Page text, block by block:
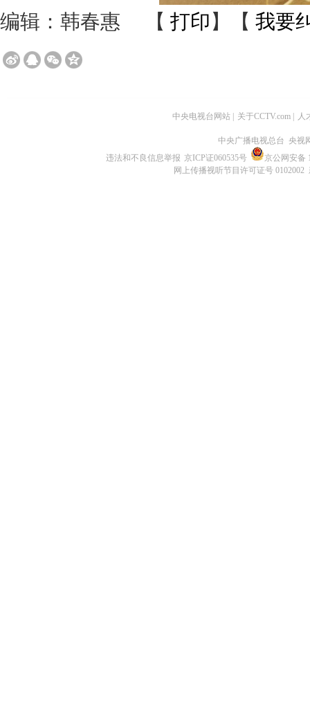
编辑：韩春惠 【 打印 】【 我要
中央电视台网站 | 关于CCTV.com | 人
中央广播电视总台 央视
违法和不良信息举报 京ICP证060535号
京公网安备
网上传播视听节目许可证号 0102002